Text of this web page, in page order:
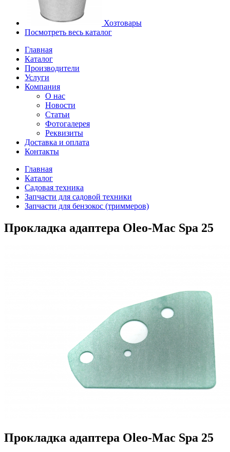
Хозтовары
Посмотреть весь каталог
Главная
Каталог
Производители
Услуги
Компания
О нас
Новости
Статьи
Фотогалерея
Реквизиты
Доставка и оплата
Контакты
Главная
Каталог
Садовая техника
Запчасти для садовой техники
Запчасти для бензокос (триммеров)
Прокладка адаптера Oleo-Mac Spa 25
Прокладка адаптера Oleo-Mac Spa 25